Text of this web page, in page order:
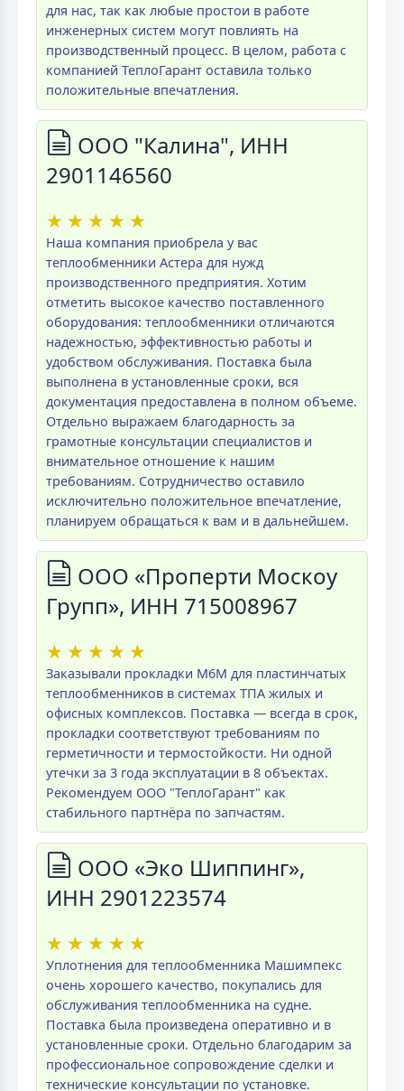
для нас, так как любые простои в работе
инженерных систем могут повлиять на
производственный процесс. В целом, работа с
компанией ТеплоГарант оставила только
положительные впечатления.
ООО "Калина", ИНН
2901146560
★ ★ ★ ★ ★
Наша компания приобрела у вас
теплообменники Астера для нужд
производственного предприятия. Хотим
отметить высокое качество поставленного
оборудования: теплообменники отличаются
надежностью, эффективностью работы и
удобством обслуживания. Поставка была
выполнена в установленные сроки, вся
документация предоставлена в полном объеме.
Отдельно выражаем благодарность за
грамотные консультации специалистов и
внимательное отношение к нашим
требованиям. Сотрудничество оставило
исключительно положительное впечатление,
планируем обращаться к вам и в дальнейшем.
ООО «Проперти Москоу
Групп», ИНН 715008967
★ ★ ★ ★ ★
Заказывали прокладки M6M для пластинчатых
теплообменников в системах ТПА жилых и
офисных комплексов. Поставка — всегда в срок,
прокладки соответствуют требованиям по
герметичности и термостойкости. Ни одной
утечки за 3 года эксплуатации в 8 объектах.
Рекомендуем ООО "ТеплоГарант" как
стабильного партнёра по запчастям.
ООО «Эко Шиппинг»,
ИНН 2901223574
★ ★ ★ ★ ★
Уплотнения для теплообменника Машимпекс
очень хорошего качество, покупались для
обслуживания теплообменника на судне.
Поставка была произведена оперативно и в
установленные сроки. Отдельно благодарим за
профессиональное сопровождение сделки и
технические консультации по установке.